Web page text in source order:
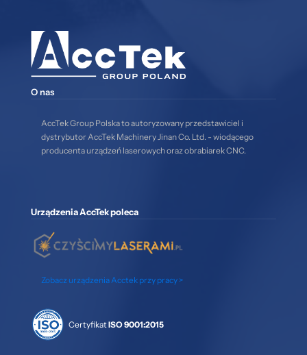
O nas
AccTek Group Polska to autoryzowany przedstawiciel i
dystrybutor AccTek Machinery Jinan Co. Ltd. - wiodącego
producenta urządzeń laserowych oraz obrabiarek CNC.
Urządzenia AccTek poleca
Zobacz urządzenia Acctek przy pracy >
CertyfikatISO 9001:2015